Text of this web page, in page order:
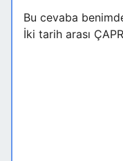
Bu cevaba
İki tarih arası